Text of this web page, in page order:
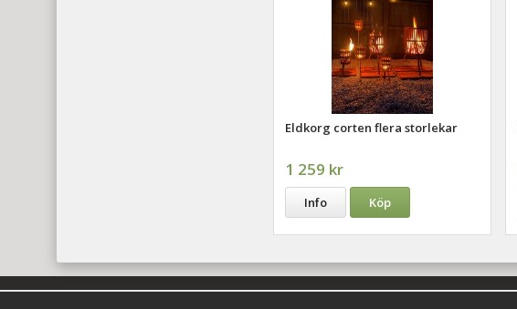
Eldkorg corten flera storlekar
1 259 kr
Info Köp